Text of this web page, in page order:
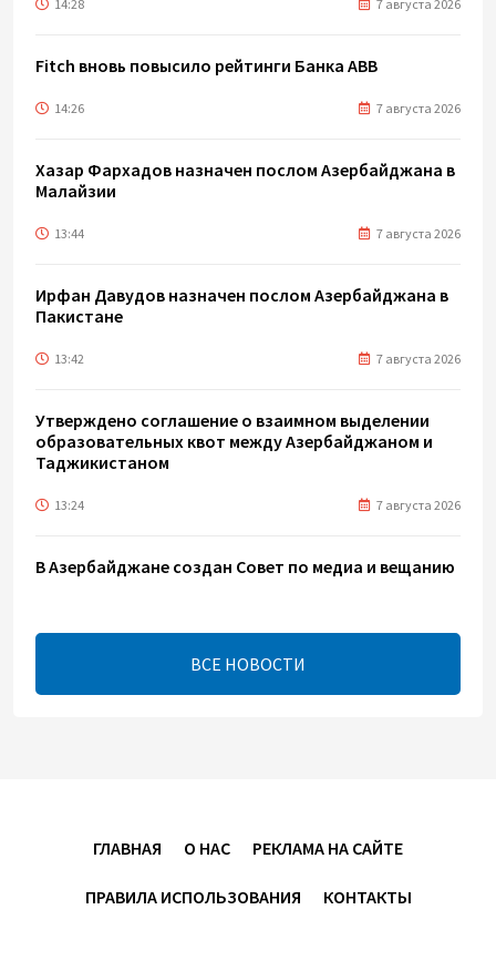
14:28 7 августа 2026
Fitch вновь повысило рейтинги Банка ABB
14:26 7 августа 2026
Хазар Фархадов назначен послом Азербайджана в
Малайзии
13:44 7 августа 2026
Ирфан Давудов назначен послом Азербайджана в
Пакистане
13:42 7 августа 2026
Утверждено соглашение о взаимном выделении
образовательных квот между Азербайджаном и
Таджикистаном
13:24 7 августа 2026
В Азербайджане создан Совет по медиа и вещанию
13:16 7 августа 2026
ЕАЭС расширяет финансовый рынок и вводит
ВСЕ НОВОСТИ
ГЛАВНАЯ О НАС РЕКЛАМА НА САЙТЕ
ПРАВИЛА ИСПОЛЬЗОВАНИЯ КОНТАКТЫ